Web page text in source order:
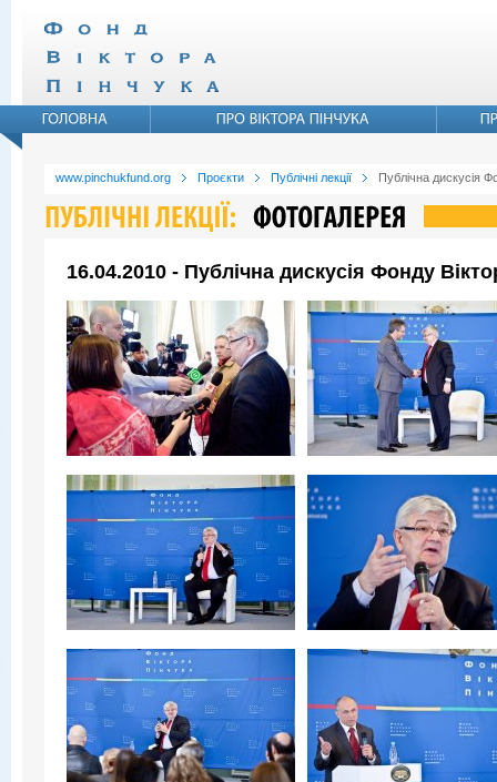
www.pinchukfund.org Проєкти Публічні лекції Публічна дискусія
16.04.2010 - Публічна дискусія Фонду